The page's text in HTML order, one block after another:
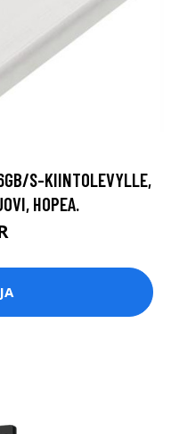
S-KIINTOLEVYLLE,
HOPEA.